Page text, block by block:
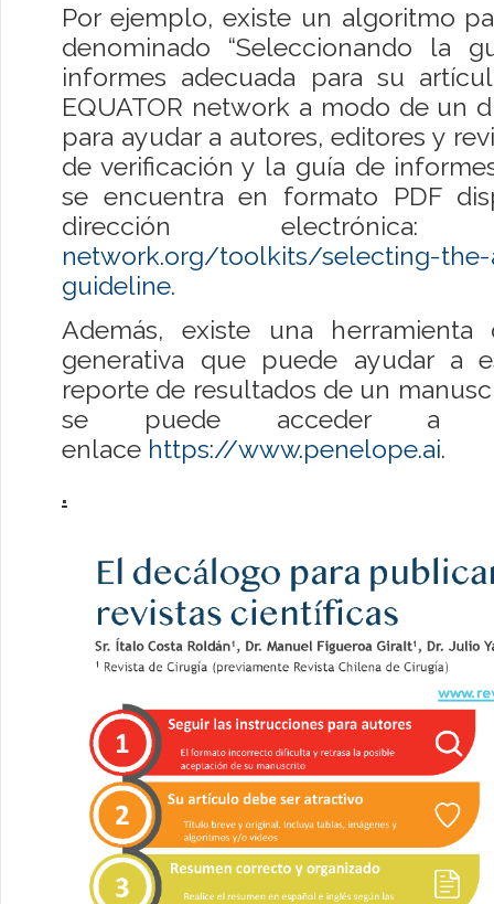
Por ejemplo, existe un algoritmo
denominado “Seleccionando la
informes adecuada para su
EQUATOR network a modo de un
para ayudar a autores, editores y
de verificación y la guía de
se encuentra en formato PDF
dirección
network.org/toolkits/selecting-
guideline.
Además, existe una
generativa que puede ayudar a
reporte de resultados de un
se puede acceder a
enlace https://www.penelope.ai.
.